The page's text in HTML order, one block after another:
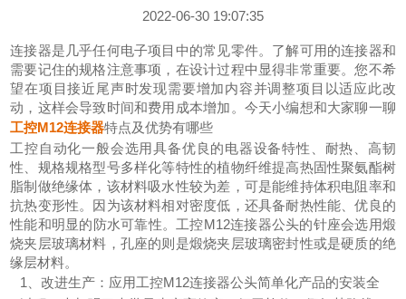
2022-06-30 19:07:35
连接器是几乎任何电子项目中的常见零件。了解可用的连接器和
需要记住的规格注意事项，在设计过程中显得非常重要。您不希
望在项目接近尾声时发现需要增加内容并调整项目以适应此改
动，这样会导致时间和费用成本增加。今天小编想和大家聊一聊
工控M12连接器特点及优势有哪些
工控自动化一般会选用具备优良的电器设备特性、耐热、高韧
性、规格规格型号多样化等特性的植物纤维提高热固性聚氨酯树
脂制做绝缘体，该材料吸水性较为差，可是能维持体积电阻率和
抗热变形性。因为该材料相对密度低，还具备耐热性能、优良的
性能和明显的防水可靠性。工控M12连接器公头的针座会选用煅
烧夹层玻璃材料，孔座的则是煅烧夹层玻璃密封性或是硬质的绝
缘层材料。
1、改进生产：应用工控M12连接器公头简单化产品的安装全